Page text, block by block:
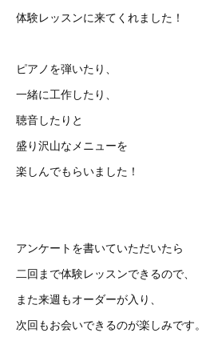
体験レッスンに来てくれました！
ピアノを弾いたり、
一緒に工作したり、
聴音したりと
盛り沢山なメニューを
楽しんでもらいました！
アンケートを書いていただいたら
二回まで体験レッスンできるので、
また来週もオーダーが入り、
次回もお会いできるのが楽しみです。